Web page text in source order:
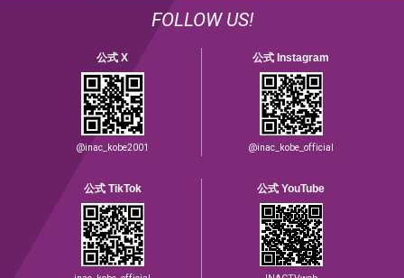
FOLLOW US!
公式 X
@inac_kobe2001
公式 Instagram
@inac_kobe_official
公式 TikTok 公式 YouTube